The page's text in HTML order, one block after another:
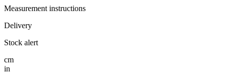
Measurement instructions
Delivery
Stock alert
cm
in